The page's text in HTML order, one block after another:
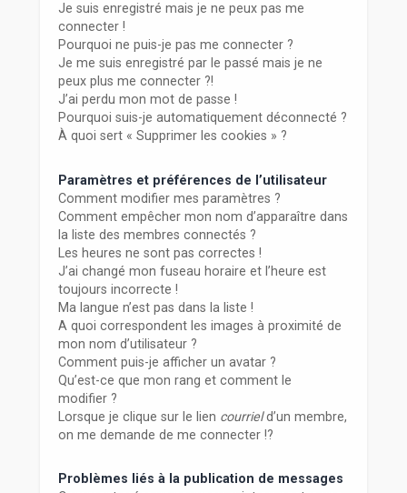
Je suis enregistré mais je ne peux pas me
connecter !
Pourquoi ne puis-je pas me connecter ?
Je me suis enregistré par le passé mais je ne
peux plus me connecter ?!
J’ai perdu mon mot de passe !
Pourquoi suis-je automatiquement déconnecté ?
À quoi sert « Supprimer les cookies » ?
Paramètres et préférences de l’utilisateur
Comment modifier mes paramètres ?
Comment empêcher mon nom d’apparaître dans
la liste des membres connectés ?
Les heures ne sont pas correctes !
J’ai changé mon fuseau horaire et l’heure est
toujours incorrecte !
Ma langue n’est pas dans la liste !
A quoi correspondent les images à proximité de
mon nom d’utilisateur ?
Comment puis-je afficher un avatar ?
Qu’est-ce que mon rang et comment le
modifier ?
Lorsque je clique sur le lien courrield’un membre,
on me demande de me connecter !?
Problèmes liés à la publication de messages